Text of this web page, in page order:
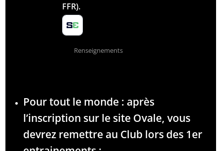
FFR).
Renseignements
Pour tout le monde : après
l’inscription sur le site Ovale, vous
devrez remettre au Club lors des 1er